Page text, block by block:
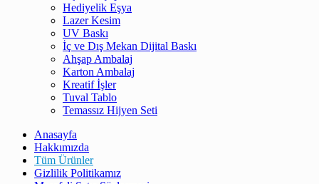
Hediyelik Eşya
Lazer Kesim
UV Baskı
İç ve Dış Mekan Dijital Baskı
Ahşap Ambalaj
Karton Ambalaj
Kreatif İşler
Tuval Tablo
Temassız Hijyen Seti
Anasayfa
Hakkımızda
Tüm Ürünler
Gizlilik Politikamız